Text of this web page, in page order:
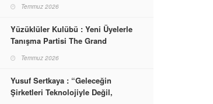
Markası Olacak”
Temmuz 2026
Yüzüklüler Kulübü : Yeni Üyelerle
Tanışma Partisi The Grand
Temmuz 2026
Yusuf Sertkaya : “Geleceğin
Şirketleri Teknolojiyle Değil,